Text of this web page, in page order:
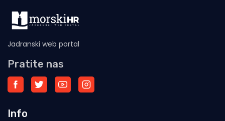
Jadranski web portal
Pratite nas
Info